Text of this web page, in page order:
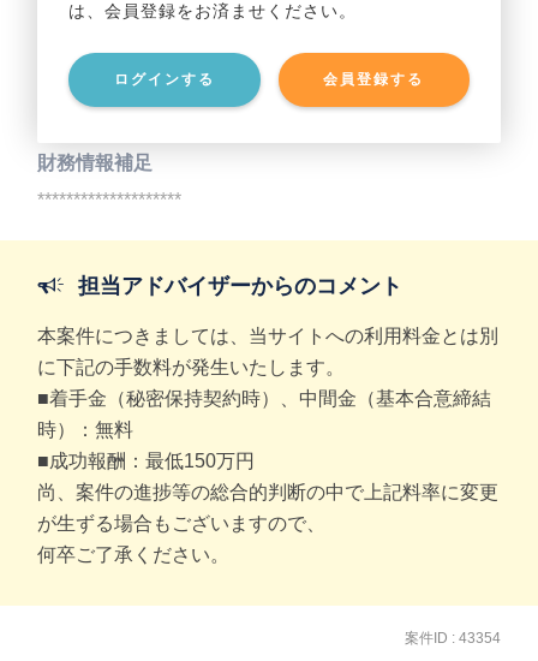
は、会員登録をお済ませください。
ログインする 会員登録する
事業資産 ********************
事業負債 ********************
財務情報補足
********************
担当アドバイザーからのコメント
本案件につきましては、当サイトへの利用料金とは別
に下記の手数料が発生いたします。
■着手金（秘密保持契約時）、中間金（基本合意締結
時）：無料
■成功報酬：最低150万円
尚、案件の進捗等の総合的判断の中で上記料率に変更
が生ずる場合もございますので、
何卒ご了承ください。
案件ID : 43354